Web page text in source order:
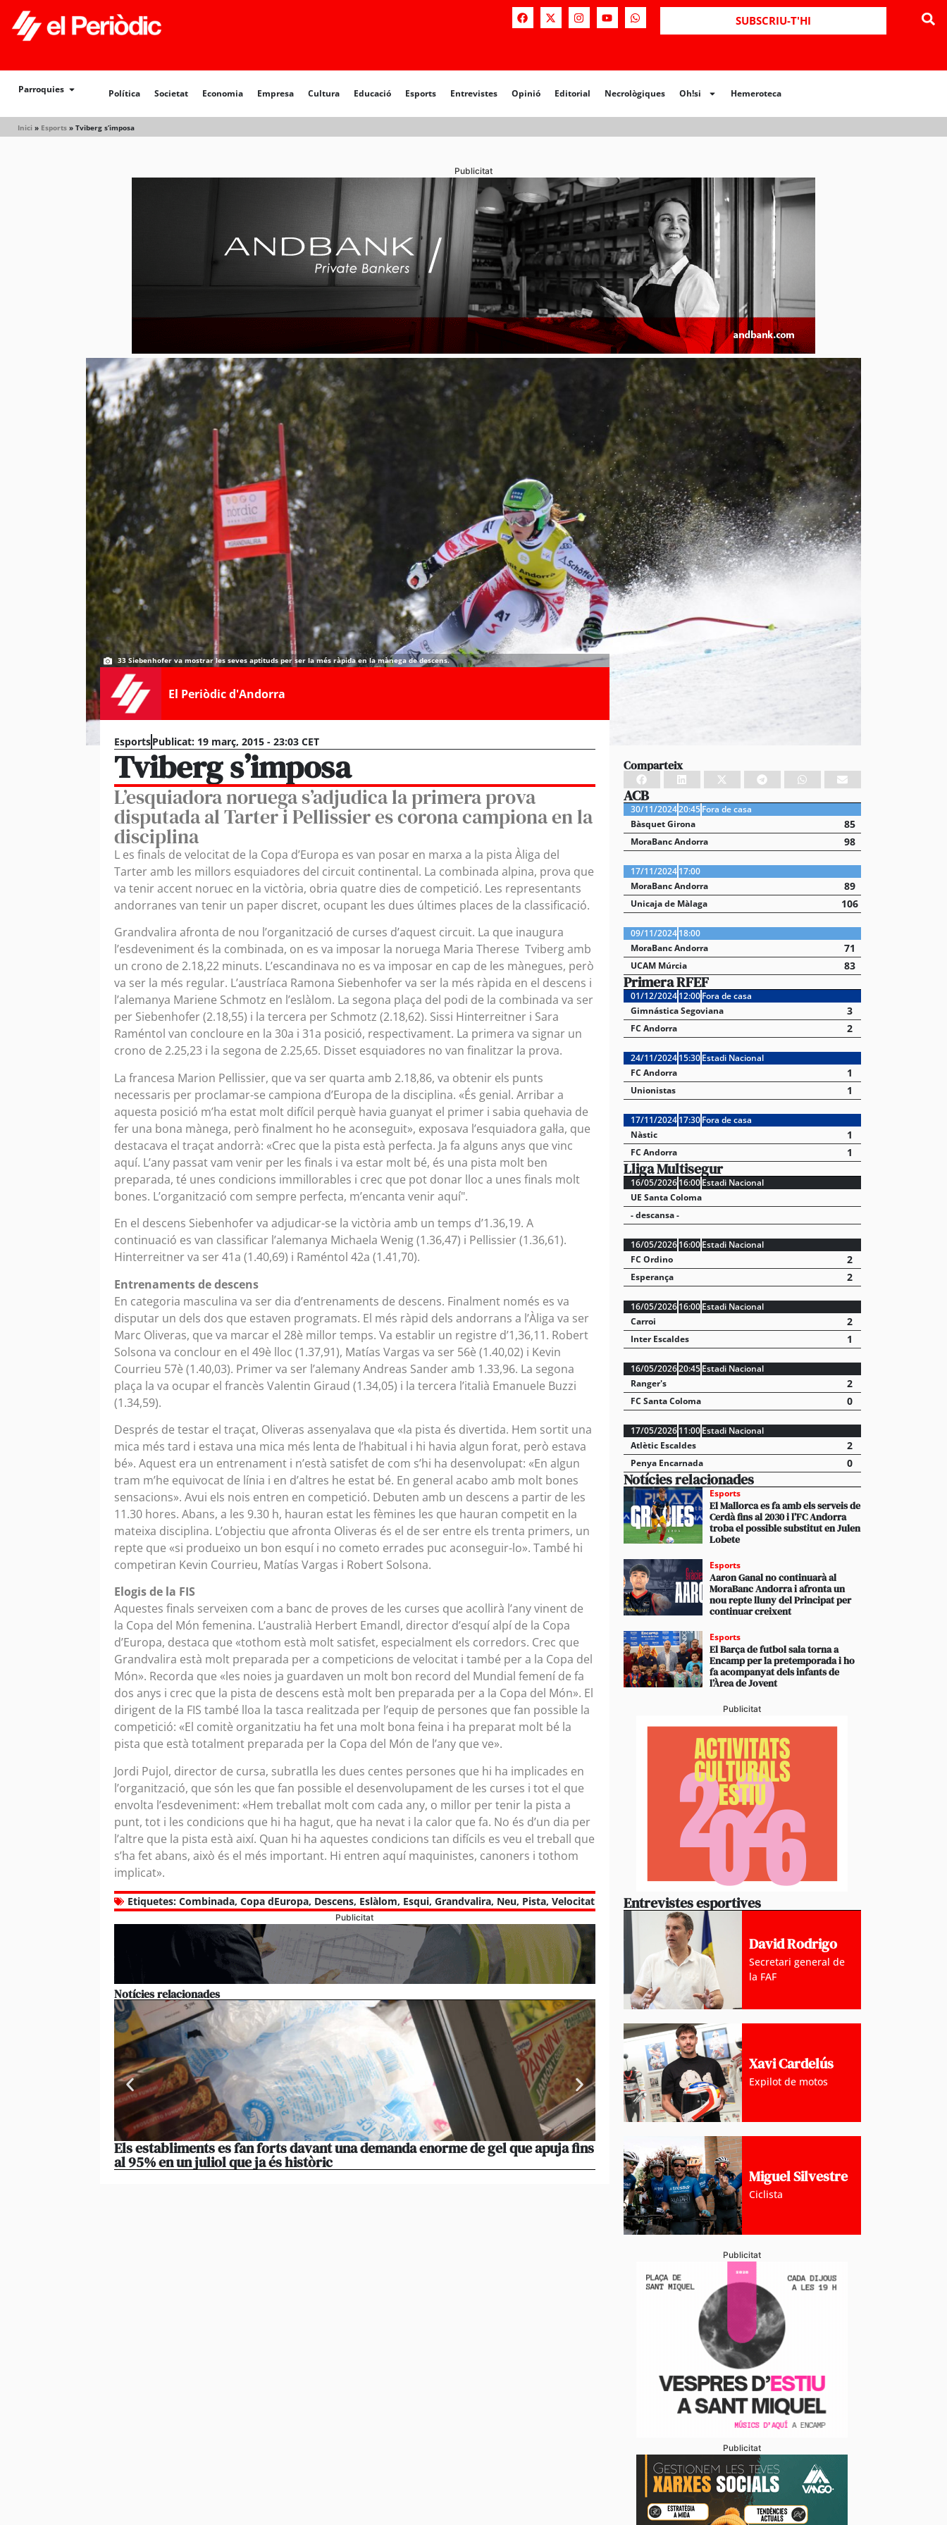
SUBSCRIU-T'HI
Parroquies Política Societat Economia Empresa Cultura Educació Esports Entrevistes Opinió Editorial Necrològiques Oh!si Hemeroteca
Inici » Esports » Tviberg s’imposa
Política Societat Opinió Editorial Necrològiques Hemeroteca
Publicitat
33 Siebenhofer va mostrar les seves aptituds per ser la més ràpida en la mànega de descens.
El Periòdic d'Andorra
EsportsPublicat: 19 març, 2015 - 23:03 CET
Tviberg s’imposa
L’esquiadora noruega s’adjudica la primera prova
disputada al Tarter i Pellissier es corona campiona en la
disciplina
L es finals de velocitat de la Copa d’Europa es van posar en marxa a la pista Àliga del
Tarter amb les millors esquiadores del circuit continental. La combinada alpina, prova que
va tenir accent noruec en la victòria, obria quatre dies de competició. Les representants
andorranes van tenir un paper discret, ocupant les dues últimes places de la classificació.
Grandvalira afronta de nou l’organització de curses d’aquest circuit. La que inaugura
l’esdeveniment és la combinada, on es va imposar la noruega Maria Therese Tviberg amb
un crono de 2.18,22 minuts. L’escandinava no es va imposar en cap de les mànegues, però
va ser la més regular. L’austríaca Ramona Siebenhofer va ser la més ràpida en el descens i
l’alemanya Mariene Schmotz en l’eslàlom. La segona plaça del podi de la combinada va ser
per Siebenhofer (2.18,55) i la tercera per Schmotz (2.18,62). Sissi Hinterreitner i Sara
Raméntol van concloure en la 30a i 31a posició, respectivament. La primera va signar un
crono de 2.25,23 i la segona de 2.25,65. Disset esquiadores no van finalitzar la prova.
La francesa Marion Pellissier, que va ser quarta amb 2.18,86, va obtenir els punts
necessaris per proclamar-se campiona d’Europa de la disciplina. «És genial. Arribar a
aquesta posició m’ha estat molt difícil perquè havia guanyat el primer i sabia quehavia de
fer una bona mànega, però finalment ho he aconseguit», exposava l’esquiadora gal·la, que
destacava el traçat andorrà: «Crec que la pista està perfecta. Ja fa alguns anys que vinc
aquí. L’any passat vam venir per les finals i va estar molt bé, és una pista molt ben
preparada, té unes condicions immillorables i crec que pot donar lloc a unes finals molt
bones. L’organització com sempre perfecta, m’encanta venir aquí".
En el descens Siebenhofer va adjudicar-se la victòria amb un temps d’1.36,19. A
continuació es van classificar l’alemanya Michaela Wenig (1.36,47) i Pellissier (1.36,61).
Hinterreitner va ser 41a (1.40,69) i Raméntol 42a (1.41,70).
Entrenaments de descens
En categoria masculina va ser dia d’entrenaments de descens. Finalment només es va
disputar un dels dos que estaven programats. El més ràpid dels andorrans a l’Àliga va ser
Marc Oliveras, que va marcar el 28è millor temps. Va establir un registre d’1,36,11. Robert
Solsona va conclour en el 49è lloc (1.37,91), Matías Vargas va ser 56è (1.40,02) i Kevin
Courrieu 57è (1.40,03). Primer va ser l’alemany Andreas Sander amb 1.33,96. La segona
plaça la va ocupar el francès Valentin Giraud (1.34,05) i la tercera l’italià Emanuele Buzzi
(1.34,59).
Després de testar el traçat, Oliveras assenyalava que «la pista és divertida. Hem sortit una
mica més tard i estava una mica més lenta de l’habitual i hi havia algun forat, però estava
bé». Aquest era un entrenament i n’està satisfet de com s’hi ha desenvolupat: «En algun
tram m’he equivocat de línia i en d’altres he estat bé. En general acabo amb molt bones
sensacions». Avui els nois entren en competició. Debuten amb un descens a partir de les
11.30 hores. Abans, a les 9.30 h, hauran estat les fèmines les que hauran competit en la
mateixa disciplina. L’objectiu que afronta Oliveras és el de ser entre els trenta primers, un
repte que «si produeixo un bon esquí i no cometo errades puc aconseguir-lo». També hi
competiran Kevin Courrieu, Matías Vargas i Robert Solsona.
Elogis de la FIS
Aquestes finals serveixen com a banc de proves de les curses que acollirà l’any vinent de
la Copa del Món femenina. L’australià Herbert Emandl, director d’esquí alpí de la Copa
d’Europa, destaca que «tothom està molt satisfet, especialment els corredors. Crec que
Grandvalira està molt preparada per a competicions de velocitat i també per a la Copa del
Món». Recorda que «les noies ja guardaven un molt bon record del Mundial femení de fa
dos anys i crec que la pista de descens està molt ben preparada per a la Copa del Món». El
dirigent de la FIS també lloa la tasca realitzada per l’equip de persones que fan possible la
competició: «El comitè organitzatiu ha fet una molt bona feina i ha preparat molt bé la
pista que està totalment preparada per la Copa del Món de l’any que ve».
Jordi Pujol, director de cursa, subratlla les dues centes persones que hi ha implicades en
l’organització, que són les que fan possible el desenvolupament de les curses i tot el que
envolta l’esdeveniment: «Hem treballat molt com cada any, o millor per tenir la pista a
punt, tot i les condicions que hi ha hagut, que ha nevat i la calor que fa. No és d’un dia per
l’altre que la pista està així. Quan hi ha aquestes condicions tan difícils es veu el treball que
s’ha fet abans, això és el més important. Hi entren aquí maquinistes, canoners i tothom
implicat».
Etiquetes: Combinada, Copa dEuropa, Descens, Eslàlom, Esqui, Grandvalira, Neu, Pista, Velocitat
Publicitat
Notícies relacionades
Els establiments es fan forts davant una demanda enorme de gel que apuja fins
al 95% en un juliol que ja és històric
La pesca sense mort continua creixent en popularitat en
manté les xifres dels últims anys
Comparteix
ACB
30/11/202420:45 Fora de casa
Bàsquet Girona
85
MoraBanc Andorra 98
17/11/2024 17:00
MoraBanc Andorra
89
Unicaja de Màlaga 106
09/11/2024 18:00
MoraBanc Andorra
71
UCAM Múrcia 83
Primera RFEF
01/12/2024 12:00 Fora de casa
Gimnástica Segoviana
3
FC Andorra 2
24/11/2024 15:30 Estadi Nacional
FC Andorra
1
Unionistas 1
17/11/2024 17:30 Fora de casa
Nàstic
1
FC Andorra 1
Lliga Multisegur
16/05/2026 16:00 Estadi Nacional
UE Santa Coloma
- descansa -
16/05/2026 16:00 Estadi Nacional
FC Ordino
2
Esperança 2
16/05/2026 16:00 Estadi Nacional
Carroi
2
Inter Escaldes 1
16/05/202620:45 Estadi Nacional
Ranger's
2
FC Santa Coloma 0
17/05/2026 11:00 Estadi Nacional
Atlètic Escaldes
2
Penya Encarnada 0
Notícies relacionades
Esports
El Mallorca es fa amb els serveis de
Cerdà fins al 2030 i l’FC Andorra
troba el possible substitut en Julen
Lobete
Esports
Aaron Ganal no continuarà al
MoraBanc Andorra i afronta un
nou repte lluny del Principat per
continuar creixent
Esports
El Barça de futbol sala torna a
Encamp per la pretemporada i ho
fa acompanyat dels infants de
l’Àrea de Jovent
Publicitat
Entrevistes esportives
David Rodrigo
Secretari general de
la FAF
Xavi Cardelús
Expilot de motos
Miguel Silvestre
Ciclista
Publicitat
Publicitat